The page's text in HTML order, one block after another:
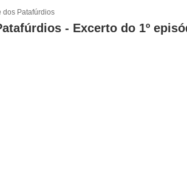
dos Patafúrdios
- Excerto do 1º